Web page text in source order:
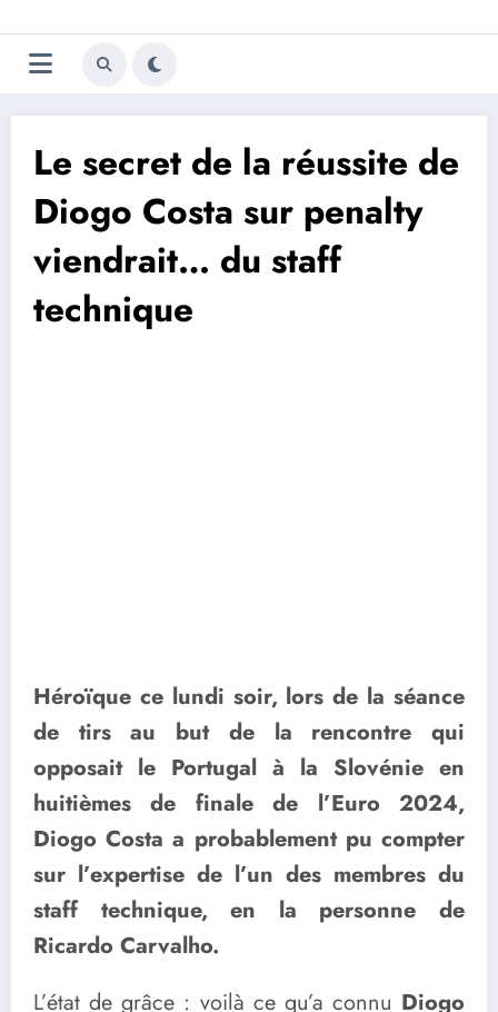
au
contenu
Trivela
L'actualité du football
Le secret de la réussite de
Diogo Costa sur penalty
viendrait… du staff
technique
Héroïque ce lundi soir, lors de la séance
de tirs au but de la rencontre qui
opposait le Portugal à la Slovénie en
huitièmes de finale de l’Euro 2024,
Diogo Costa a probablement pu compter
sur l’expertise de l’un des membres du
staff technique, en la personne de
Ricardo Carvalho.
L’état de grâce : voilà ce qu’a connu Diogo